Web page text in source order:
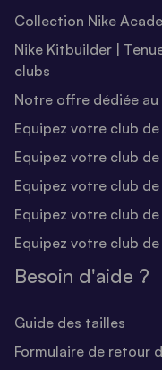
Collection Nike
Nike Kitbuilder |
clubs
Notre offre dédiée
Equipez votre club
Equipez votre club
Equipez votre club
Equipez votre club
Equipez votre club
Besoin d'aide ?
Guide des tailles
Formulaire de retour